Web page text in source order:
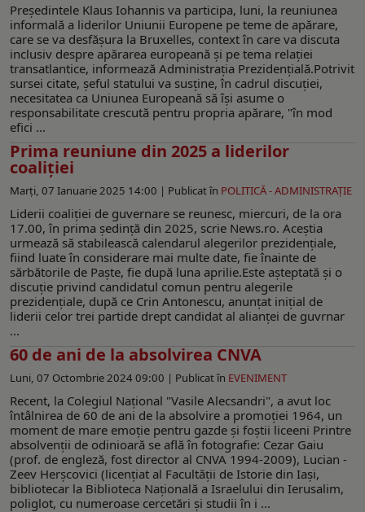
Președintele Klaus Iohannis va participa, luni, la reuniunea
informală a liderilor Uniunii Europene pe teme de apărare,
care se va desfășura la Bruxelles, context în care va discuta
inclusiv despre apărarea europeană și pe tema relației
transatlantice, informează Administrația Prezidențială.Potrivit
sursei citate, șeful statului va susține, în cadrul discuției,
necesitatea ca Uniunea Europeană să își asume o
responsabilitate crescută pentru propria apărare, "în mod
efici ...
Prima reuniune din 2025 a liderilor
coaliției
Marți, 07 Ianuarie 2025 14:00 | Publicat în POLITICĂ - ADMINISTRAŢIE
Liderii coaliţiei de guvernare se reunesc, miercuri, de la ora
17.00, în prima şedinţă din 2025, scrie News.ro. Aceștia
urmează să stabilească calendarul alegerilor prezidenţiale,
fiind luate în considerare mai multe date, fie înainte de
sărbătorile de Paşte, fie după luna aprilie.Este aşteptată şi o
discuţie privind candidatul comun pentru alegerile
prezidenţiale, după ce Crin Antonescu, anunţat iniţial de
liderii celor trei partide drept candidat al alianței de guvrnar
...
60 de ani de la absolvirea CNVA
Luni, 07 Octombrie 2024 09:00 | Publicat în EVENIMENT
Recent, la Colegiul Naţional "Vasile Alecsandri", a avut loc
întâlnirea de 60 de ani de la absolvire a promoţiei 1964, un
moment de mare emoţie pentru gazde şi foştii liceeni Printre
absolvenții de odinioară se află în fotografie: Cezar Gaiu
(prof. de engleză, fost director al CNVA 1994-2009), Lucian -
Zeev Herșcovici (licențiat al Facultății de Istorie din Iași,
bibliotecar la Biblioteca Națională a Israelului din Ierusalim,
poliglot, cu numeroase cercetări și studii în i ...